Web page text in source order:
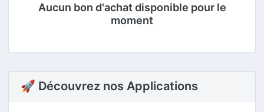
Aucun bon d'achat disponible pour le
moment
🚀 Découvrez nos Applications